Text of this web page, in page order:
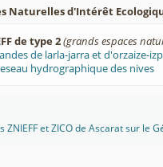
Naturelles d'Intérêt
de type 2(grands espaces
de larla-jarra et d'orzaize-
hydrographique des nives
ZNIEFF et ZICO de Ascarat sur le